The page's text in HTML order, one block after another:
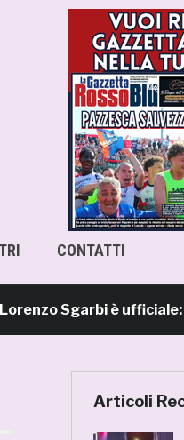
CONTATTI
Sgarbi è ufficiale:
Articoli